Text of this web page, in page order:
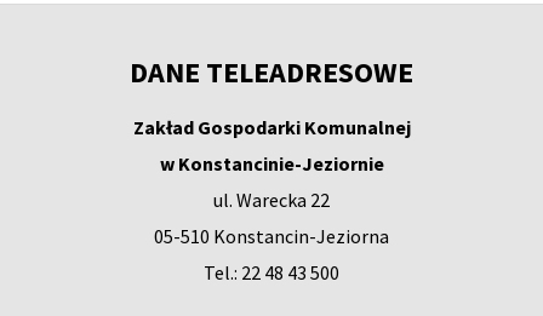
DANE TELEADRESOWE
Zakład Gospodarki Komunalnej
w Konstancinie-Jeziornie
ul. Warecka 22
05-510 Konstancin-Jeziorna
Tel.: 22 48 43 500